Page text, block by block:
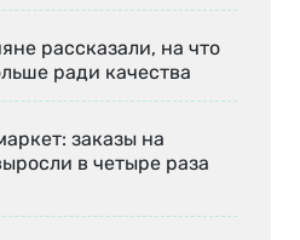
рассказали, на что
ради качества
заказы на
в четыре раза